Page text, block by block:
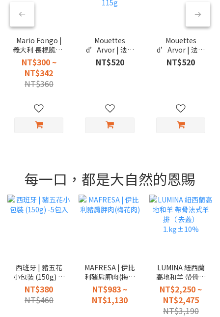
Mario Fongo |
義大利 長棍脆餅/
短棍餅乾/圓脆餅
NT$300 ~
NT$342
NT$360
Mouettes
d’Arvor | 法國
精選檸檬沙丁魚
罐頭 115g
NT$520
Mouettes
d’Arvor | 法國
精選油漬沙丁魚
111g
NT$520
每一口，都是大自然的恩賜
西班牙 | 豬五花
小包裝 (150g) -5
包入
NT$380
NT$460
MAFRESA | 伊比
利豬肩胛肉(梅花
肉)
NT$983 ~
NT$1,130
LUMINA 紐西蘭
高地和羊 帶骨法
式羊排（ 去蓋）
1.kg±10%
NT$2,250 ~
NT$2,475
NT$3,190